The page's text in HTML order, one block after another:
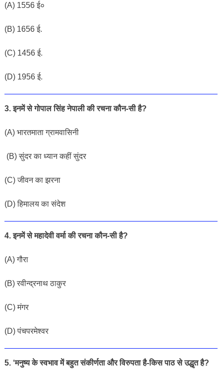
(A) 1556ई०
(B) 1656ई.
(C) 1456 ई.
(D) 1956ई.
3. इनमें से गोपाल सिंह नेपाली की रचना कौन-सी है?
(A) भारतमाताग्रामवासिनी
(B)सुंदरका ध्यान कहींसुंदर
(C)जीवनकाझरना
(D)हिमालयकासंदेश
4. इनमें से महादेवी वर्मा की रचना कौन-सी है?
(A) गौरा
(B) रवीन्द्रनाथ ठाकुर
(C) मंगर
(D) पंचपरमेश्वर
5. ‘मनुष्य के स्वभाव में बहुत संकीर्णता और विरुपता है-किस पाठ से उद्धृत है?